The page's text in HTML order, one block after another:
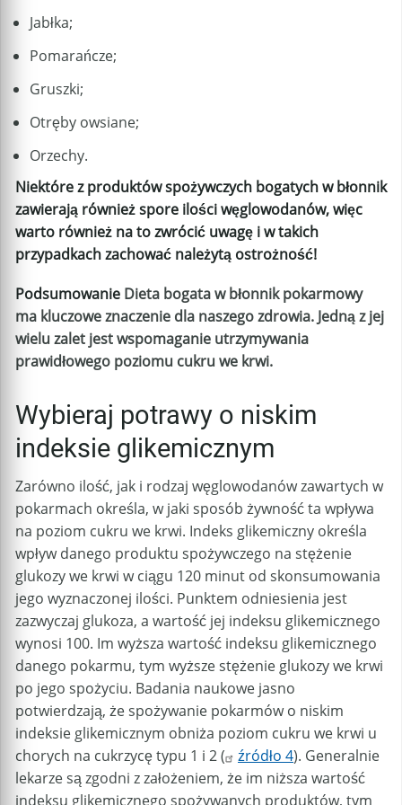
Jabłka;
Pomarańcze;
Gruszki;
Otręby owsiane;
Orzechy.
Niektóre z produktów spożywczych bogatych w błonnik
zawierają również spore ilości węglowodanów, więc
warto również na to zwrócić uwagę i w takich
przypadkach zachować należytą ostrożność!
Podsumowanie Dieta bogata w błonnik pokarmowy
ma kluczowe znaczenie dla naszego zdrowia. Jedną z jej
wielu zalet jest wspomaganie utrzymywania
prawidłowego poziomu cukru we krwi.
Wybieraj potrawy o niskim
indeksie glikemicznym
Zarówno ilość, jak i rodzaj węglowodanów zawartych w
pokarmach określa, w jaki sposób żywność ta wpływa
na poziom cukru we krwi. Indeks glikemiczny określa
wpływ danego produktu spożywczego na stężenie
glukozy we krwi w ciągu 120 minut od skonsumowania
jego wyznaczonej ilości. Punktem odniesienia jest
zazwyczaj glukoza, a wartość jej indeksu glikemicznego
wynosi 100. Im wyższa wartość indeksu glikemicznego
danego pokarmu, tym wyższe stężenie glukozy we krwi
po jego spożyciu. Badania naukowe jasno
potwierdzają, że spożywanie pokarmów o niskim
indeksie glikemicznym obniża poziom cukru we krwi u
chorych na cukrzycę typu 1 i 2 (
źródło 4). Generalnie
lekarze są zgodni z założeniem, że im niższa wartość
indeksu glikemicznego spożywanych produktów, tym